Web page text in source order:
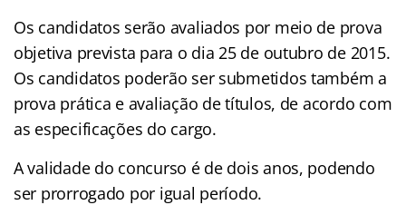
Os candidatos serão avaliados por meio de prova
objetiva prevista para o dia 25 de outubro de 2015.
Os candidatos poderão ser submetidos também a
prova prática e avaliação de títulos, de acordo com
as especificações do cargo.
A validade do concurso é de dois anos, podendo
ser prorrogado por igual período.